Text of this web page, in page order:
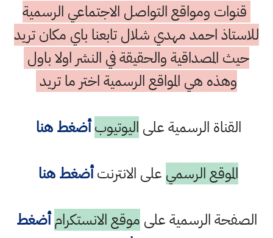
قنوات ومواقع التواصل الاجتماعي الرسمية
للاستاذ احمد مهدي شلال تابعنا باي مكان تريد
حيث المصداقية والحقيقة في النشر اولا باول
وهذه هي المواقع الرسمية اختر ما تريد
القناة الرسمية على اليوتيوب أضغط هنا
الموقع الرسمي على الانترنتأضغط هنا
الصفحة الرسمية على موقع الانستكرام أضغط